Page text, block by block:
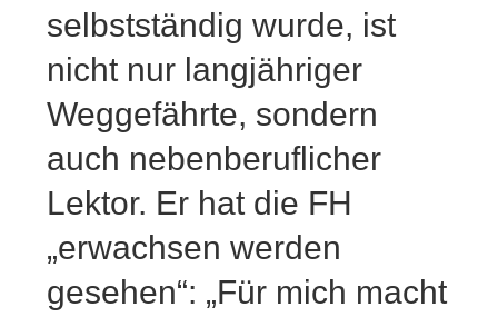
selbstständig wurde, ist
nicht nur langjähriger
Weggefährte, sondern
auch nebenberuflicher
Lektor. Er hat die FH
„erwachsen werden
gesehen“: „Für mich macht